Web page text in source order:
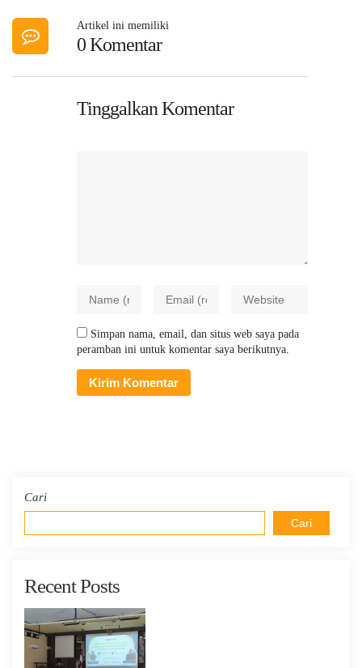
Artikel ini memiliki
0 Komentar
Tinggalkan Komentar
Simpan nama, email, dan situs web saya pada
peramban ini untuk komentar saya berikutnya.
Cari
Cari
Recent Posts